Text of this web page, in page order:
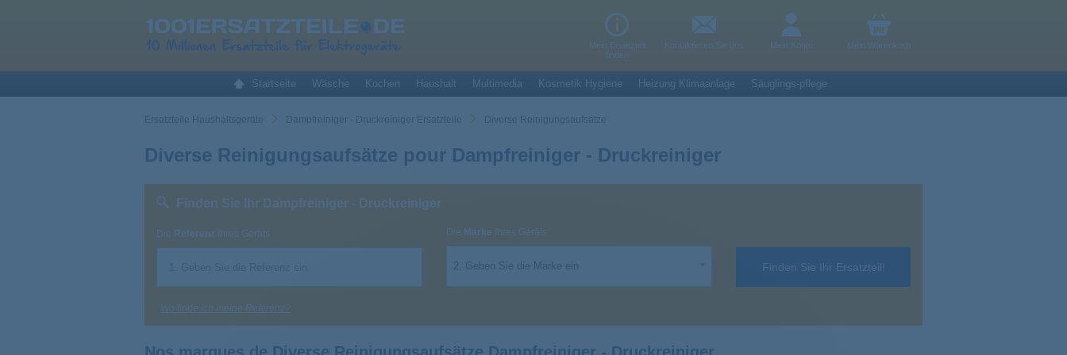
Mein Ersatzteil
finden
Kontaktieren Sie uns Mein Konto Mein Warenkorb
Startseite Wäsche Kochen Haushalt Multimedia Kosmetik Hygiene Heizung Klimaanlage Säuglings-pflege
Ersatzteile Haushaltsgeräte Dampfreiniger - Druckreiniger Ersatzteile Diverse Reinigungsaufsätze
Diverse Reinigungsaufsätze pour Dampfreiniger - Druckreiniger
Finden Sie Ihr Dampfreiniger - Druckreiniger
Die Referenz Ihres Geräts Die Marke Ihres Geräts
2. Geben Sie die Marke ein Finden Sie Ihr Ersatzteil!
Wo finde ich meine Referenz?